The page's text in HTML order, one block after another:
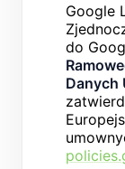
Google
do
Danych